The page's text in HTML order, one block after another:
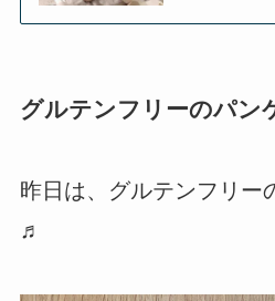
グルテンフリーのパン
昨日は、グルテンフリー
♬